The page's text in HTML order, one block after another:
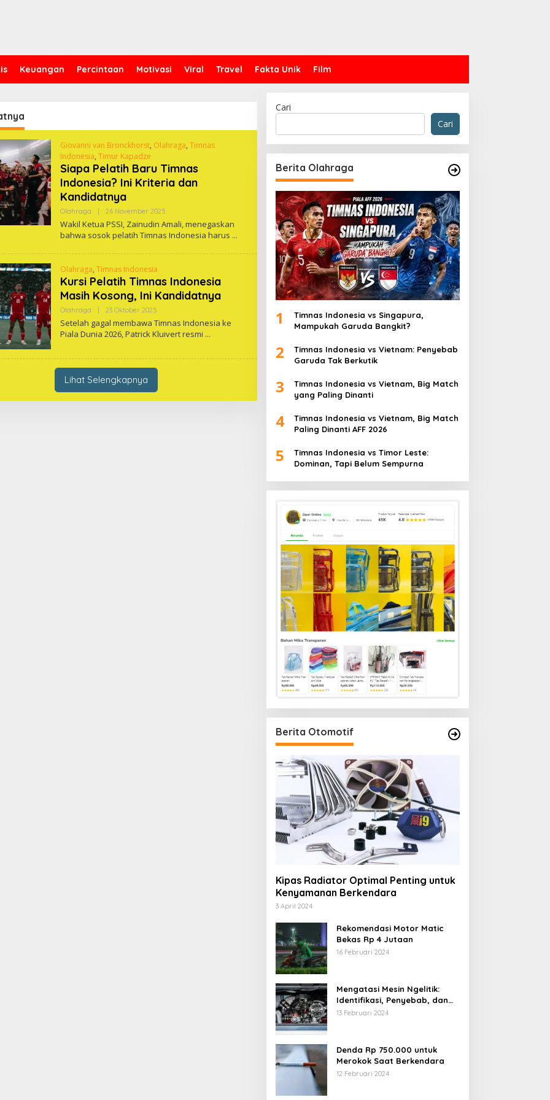
Keuangan Percintaan Motivasi Viral Travel Fakta Unik Film
Giovanni van Bronckhorst, Olahraga, Timnas
Indonesia, Timur Kapadze
Siapa Pelatih Baru Timnas
Indonesia? Ini Kriteria dan
Kandidatnya
Olahraga 26 November 2025Oleh
Wakil Ketua PSSI, Zainudin Amali, menegaskan
bahwa sosok pelatih Timnas Indonesia harus
Olahraga, Timnas Indonesia
Kursi Pelatih Timnas Indonesia
Masih Kosong, Ini Kandidatnya
Olahraga 23 Oktober 2025Oleh
Setelah gagal membawa Timnas Indonesia ke
Piala Dunia 2026, Patrick Kluivert resmi
Lihat Selengkapnya
Cari
Cari
Berita Olahraga
1
Timnas Indonesia vs Singapura,
Mampukah Garuda Bangkit?
2
Timnas Indonesia vs Vietnam: Penyebab
Garuda Tak Berkutik
3
Timnas Indonesia vs Vietnam, Big Match
yang Paling Dinanti
4
Timnas Indonesia vs Vietnam, Big Match
Paling Dinanti AFF 2026
5
Timnas Indonesia vs Timor Leste:
Dominan, Tapi Belum Sempurna
Berita Otomotif
Kipas Radiator Optimal Penting untuk
Kenyamanan Berkendara
3 April 2024
Rekomendasi Motor Matic
Bekas Rp 4 Jutaan
16 Februari 2024
Mengatasi Mesin Ngelitik:
Identifikasi, Penyebab, dan
Solusi
13 Februari 2024
Denda Rp 750.000 untuk
Merokok Saat Berkendara
12 Februari 2024